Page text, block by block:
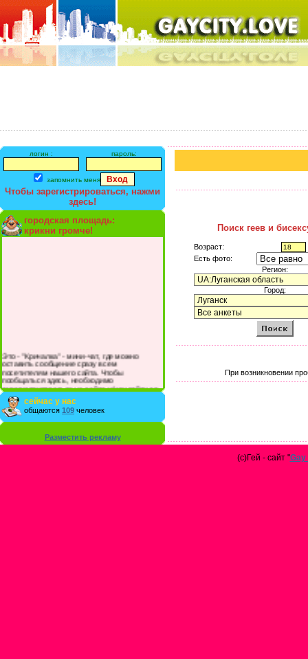
логин : пароль:
запомнить меня
Чтобы зарегистрироваться, нажми
здесь!
городская площадь:
крикни громче!
Это - "Кричалка" - мини-чат, где можно
оставить сообщение сразу всем
посетителям нашего сайта. Чтобы
пообщаться здесь, необходимо
зарегистрироваться на сайте и/или войти со
своими логином и паролем.
сейчас у нас
общаются 109 человек
Разместить рекламу
Поиск геев и
Возраст:
Есть фото:
Регион:
Город:
При возникновении
(с)Гей - сайт "Gay